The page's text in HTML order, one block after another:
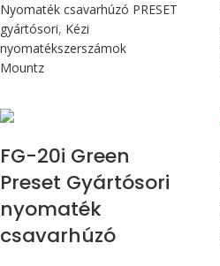
Nyomaték csavarhúzó PRESET
gyártósori, Kézi
nyomatékszerszámok
Mountz
FG-20i Green
Preset Gyártósori
nyomaték
csavarhúzó